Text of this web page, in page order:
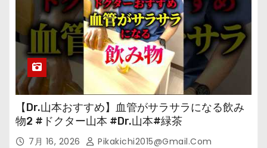
【Dr.山本おすすめ】血管がサラサラになる飲み
物2 #ドクター山本 #Dr.山本#緑茶
7月 16, 2026 Pikakichi2015@gmail.com